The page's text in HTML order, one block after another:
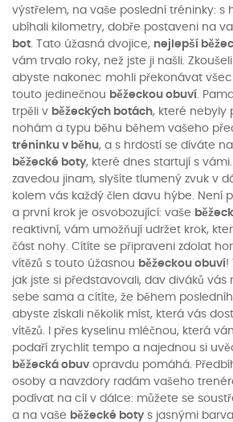
výstřelem, na vaše poslední tréninky: s
ubíhali kilometry, dobře postaveni na
bot . Tato úžasná dvojice, nejlepší
vám trvalo roky, než jste ji našli.
abyste nakonec mohli překonávat
touto jedinečnou běžeckou obuví .
trpěli v běžeckých botách, které nebyly
nohám a typu běhu během vašeho
tréninku v běhu, a s hrdostí se díváte
běžecké boty, které dnes startují s
zavedou jinam, slyšíte tlumený zvuk v
kolem vás každý člen davu hýbe. Není
a první krok je osvobozující: vaše
reaktivní, vám umožňují udržet krok,
část nohy. Cítíte se připraveni zdolat
vítězů s touto úžasnou běžeckou obuví!
jak jste si představovali, dav diváků
sebe sama a cítíte, že během
abyste získali několik míst, která vás
vítězů. I přes kyselinu mléčnou, která
podaří zrychlit tempo a najednou si
běžecká obuv opravdu pomáhá.
osoby a navzdory radám vašeho
podívat na cíl v dálce: můžete se
a na vaše běžecké botys jasnými